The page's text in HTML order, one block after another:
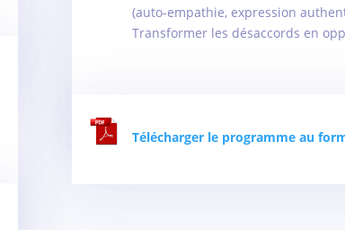
(auto-empathie, expression
Transformer les désaccords en
Télécharger le programme au